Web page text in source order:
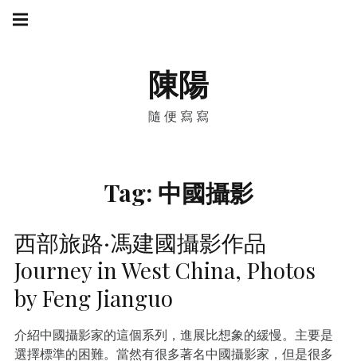
Skip
陳陽
隨便寫寫
navigation
Tag: 中國攝影
西部旅路·馮建國攝影作品
Journey in West China, Photos
by Feng Jianguo
介紹中國攝影家的這個系列，進展比想象的緩慢。主要是
選擇標準的困難。當然有很多著名中國攝影家，但是很多